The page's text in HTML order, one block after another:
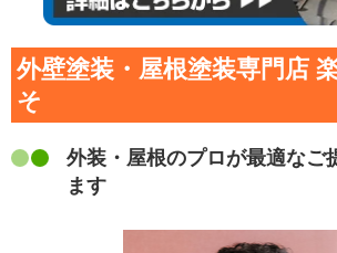
外壁塗装・屋根塗装専門店
そ
外装・屋根のプロが最適なご
ます